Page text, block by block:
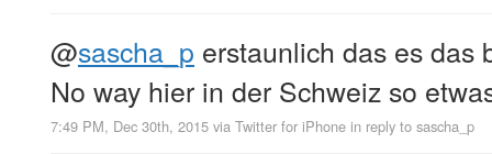
@sascha_p erstaunlich das es das
No way hier in der Schweiz so
7:49 PM, Dec 30th, 2015 via Twitter for iPhone in reply to sascha_p